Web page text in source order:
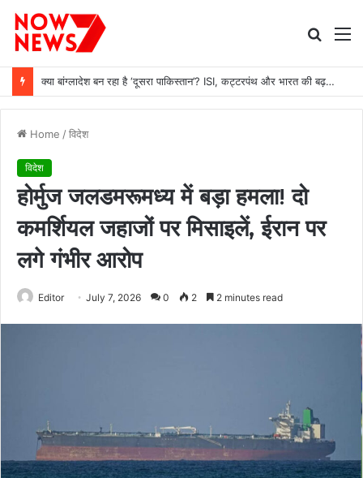
Search
क्या बांग्लादेश बन रहा है ‘दूसरा पाकिस्तान’? ISI, कट्टरपंथ और भारत की बढ़ती चिंता
Home /विदेश
विदेश
होर्मुज जलडमरूमध्य में बड़ा हमला! दो
कमर्शियल जहाजों पर मिसाइलें, ईरान पर
लगे गंभीर आरोप
Editor July 7, 2026 0 2 2 minutes read